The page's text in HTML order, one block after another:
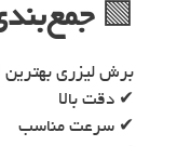
🟩
برش لیزری بهترین
✔ دقت بالا
✔ سرعت مناسب